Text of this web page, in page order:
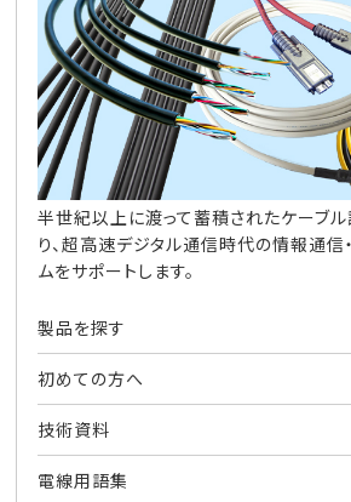
半世紀以上に渡って蓄積されたケーブル
り、超高速デジタル通信時代の情報通信
ムをサポートします。
製品を探す
初めての方へ
技術資料
電線用語集